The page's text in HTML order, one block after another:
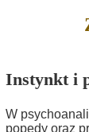
Instynkt i
W
popędy oraz